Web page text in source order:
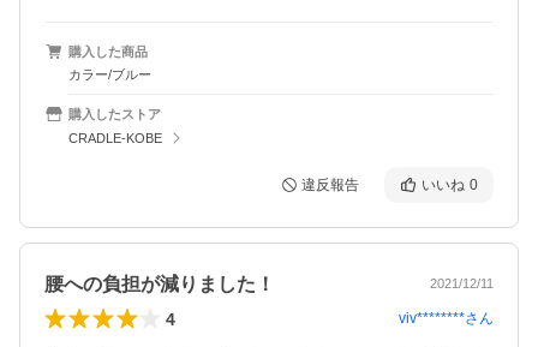
購入した商品
カラー/ブルー
購入したストア
CRADLE-KOBE
違反報告 いいね 0
腰への負担が減りました！ 2021/12/11
4 viv********さん